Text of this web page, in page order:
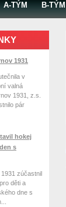
A-TÝM B-TÝM
1931
v
valná
1931, z.s.
pár
hokej
s
zúčastnil
děti a
dne s